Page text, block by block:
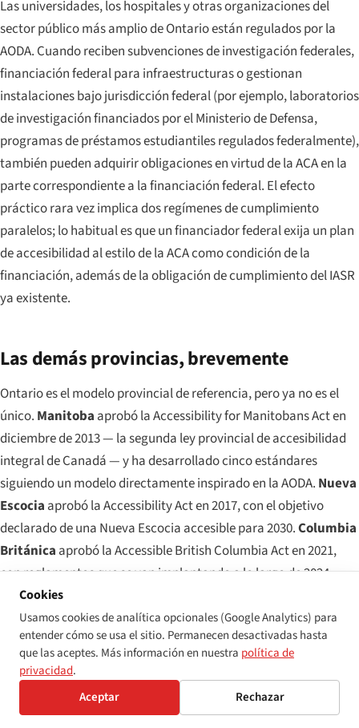
Las universidades, los hospitales y otras organizaciones del
sector público más amplio de Ontario están regulados por la
AODA. Cuando reciben subvenciones de investigación federales,
financiación federal para infraestructuras o gestionan
instalaciones bajo jurisdicción federal (por ejemplo, laboratorios
de investigación financiados por el Ministerio de Defensa,
programas de préstamos estudiantiles regulados federalmente),
también pueden adquirir obligaciones en virtud de la ACA en la
parte correspondiente a la financiación federal. El efecto
práctico rara vez implica dos regímenes de cumplimiento
paralelos; lo habitual es que un financiador federal exija un plan
de accesibilidad al estilo de la ACA como condición de la
financiación, además de la obligación de cumplimiento del IASR
ya existente.
Las demás provincias, brevemente
Ontario es el modelo provincial de referencia, pero ya no es el
único. Manitoba aprobó la Accessibility for Manitobans Act en
diciembre de 2013 — la segunda ley provincial de accesibilidad
integral de Canadá — y ha desarrollado cinco estándares
siguiendo un modelo directamente inspirado en la AODA. Nueva
Escocia aprobó la Accessibility Act en 2017, con el objetivo
declarado de una Nueva Escocia accesible para 2030.Columbia
Británica aprobó la Accessible British Columbia Act en 2021,
con reglamentos que se van implantando a lo largo de 2024.
Terranova y Labrador
cumplimiento progresivo a partir de 2024.Quebecopera en un
marco diferente — laLoi assurant l’exercice des droits des
personnes handicapées
(1978, sustancialmente modificada en
2004) — que es anterior a la AODA y funciona mediante planes de
acción municipales y sectoriales en lugar del modelo de
Cookies
Usamos cookies de analítica opcionales (Google Analytics) para
entender cómo se usa el sitio. Permanecen desactivadas hasta
que las aceptes. Más información en nuestra política de
privacidad.
Aceptar
Rechazar